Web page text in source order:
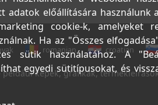
romanian croatian
képek, grafikák,
adatok előállítására használunk
cookie-k, amelyeket
Ha az "Összes
sütik használatához. A
egyedi sütitípusokat, és